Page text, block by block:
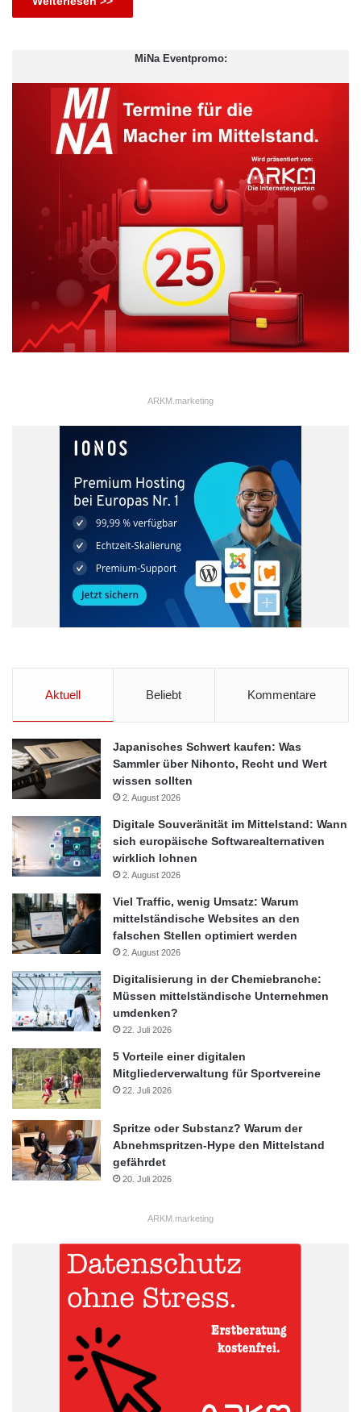
MiNa Eventpromo:
ARKM.marketing
Aktuell Beliebt Kommentare
Japanisches Schwert kaufen: Was
Sammler über Nihonto, Recht und Wert
wissen sollten
2. August 2026
Digitale Souveränität im Mittelstand: Wann
sich europäische Softwarealternativen
wirklich lohnen
2. August 2026
Viel Traffic, wenig Umsatz: Warum
mittelständische Websites an den
falschen Stellen optimiert werden
2. August 2026
Digitalisierung in der Chemiebranche:
Müssen mittelständische Unternehmen
umdenken?
22. Juli 2026
5 Vorteile einer digitalen
Mitgliederverwaltung für Sportvereine
22. Juli 2026
Spritze oder Substanz? Warum der
Abnehmspritzen-Hype den Mittelstand
gefährdet
20. Juli 2026
ARKM.marketing